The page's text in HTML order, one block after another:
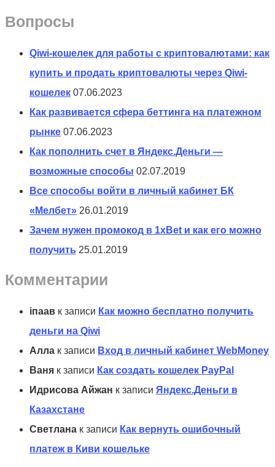
Вопросы
Qiwi-кошелек для работы с криптовалютами: как
купить и продать криптовалюты через Qiwi-
кошелек 07.06.2023
Как развивается сфера беттинга на платежном
рынке 07.06.2023
Как пополнить счет в Яндекс.Деньги —
возможные способы 02.07.2019
Все способы войти в личный кабинет БК
«Мелбет» 26.01.2019
Зачем нужен промокод в 1xBet и как его можно
получить 25.01.2019
Комментарии
іпаав к записи Как можно бесплатно получить
деньги на Qiwi
Алла к записи Вход в личный кабинет WebMoney
Ваня к записи Как создать кошелек PayPal
Идрисова Айжан к записи Яндекс.Деньги в
Казахстане
Светлана к записи Как вернуть ошибочный
платеж в Киви кошельке